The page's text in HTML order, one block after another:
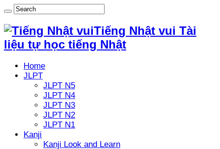
Tiếng Nhật vui Tài
liệu tự học tiếng Nhật
Home
JLPT
JLPT N5
JLPT N4
JLPT N3
JLPT N2
JLPT N1
Kanji
Kanji Look and Learn